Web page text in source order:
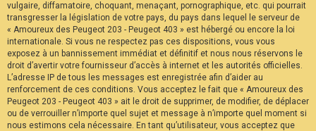
vulgaire, diffamatoire, choquant, menaçant, pornographique, etc. qui pourrait
transgresser la législation de votre pays, du pays dans lequel le serveur de
« Amoureux des Peugeot 203 - Peugeot 403 » est hébergé ou encore la loi
internationale. Si vous ne respectez pas ces dispositions, vous vous
exposez à un bannissement immédiat et définitif et nous nous réservons le
droit d’avertir votre fournisseur d’accès à internet et les autorités officielles.
L’adresse IP de tous les messages est enregistrée afin d’aider au
renforcement de ces conditions. Vous acceptez le fait que « Amoureux des
Peugeot 203 - Peugeot 403 » ait le droit de supprimer, de modifier, de déplacer
ou de verrouiller n’importe quel sujet et message à n’importe quel moment si
nous estimons cela nécessaire. En tant qu’utilisateur, vous acceptez que